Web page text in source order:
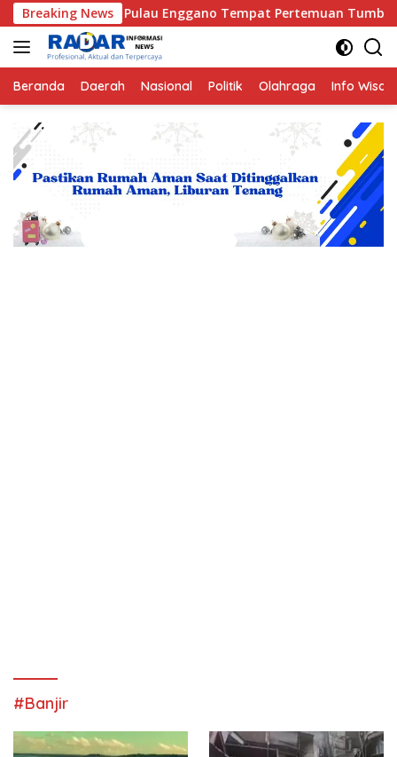
Langsung
ke
konten
Breaking News
Pulau Enggano Tempat Pertemuan Tumbukan antara
Beranda Daerah Nasional Politik Olahraga Info
#Banjir